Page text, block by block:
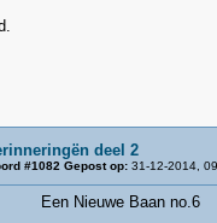
deel 2
#1082 Gepost op:31-12-2014,
Baan no.6